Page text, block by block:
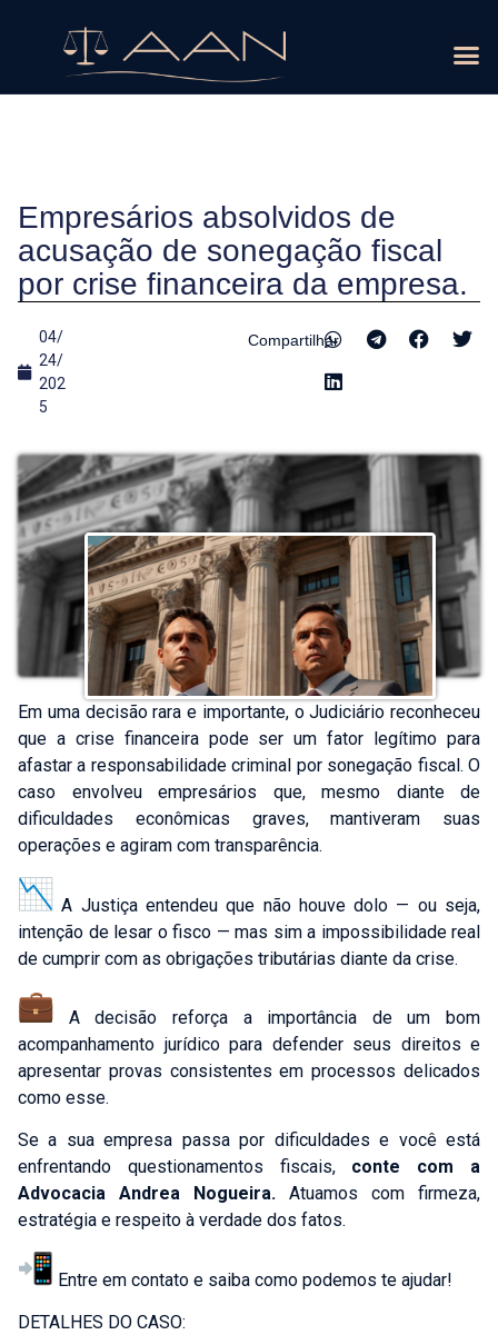
Empresários absolvidos de
acusação de sonegação fiscal
por crise financeira da empresa.
04/
24/
202
5
Compartilhar
Em uma decisão rara e importante, o Judiciário reconheceu
que a crise financeira pode ser um fator legítimo para
afastar a responsabilidade criminal por sonegação fiscal. O
caso envolveu empresários que, mesmo diante de
dificuldades econômicas graves, mantiveram suas
operações e agiram com transparência.
A Justiça entendeu que não houve dolo — ou seja,
intenção de lesar o fisco — mas sim a impossibilidade real
de cumprir com as obrigações tributárias diante da crise.
A decisão reforça a importância de um bom
acompanhamento jurídico para defender seus direitos e
apresentar provas consistentes em processos delicados
como esse.
Se a sua empresa passa por dificuldades e você está
enfrentando questionamentos fiscais, conte com a
Advocacia Andrea
Nogueira. Atuamos com firmeza,
estratégia e respeito à verdade dos fatos.
Entre em contato e saiba como podemos te ajudar!
DETALHES DO CASO: